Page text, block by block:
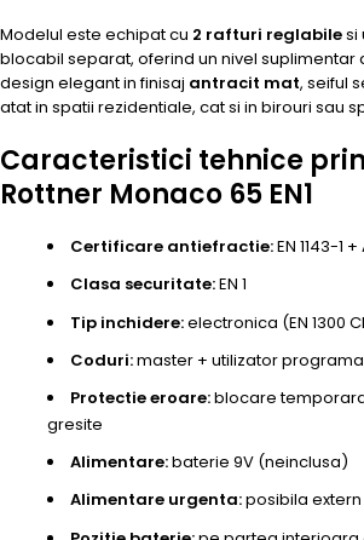
Modelul este echipat cu 2 rafturi reglabilesi
blocabil separat, oferind un nivel suplimentar
design elegant in finisaj antracit mat, seiful
atat in spatii rezidentiale, cat si in birouri sau
Caracteristici tehnice
Rottner Monaco 65 EN1
Certificare antiefractie:EN 1143-1
Clasa securitate:EN 1
Tip inchidere:electronica (EN 1300
Coduri:master + utilizator
Protectie eroare:blocare
gresite
Alimentare:baterie 9V (neinclusa)
Alimentare urgenta:posibila extern